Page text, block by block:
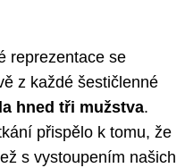
reprezentace se
z každé šestičlenné
hned tři mužstva.
přispělo k tomu, že
s vystoupením našich